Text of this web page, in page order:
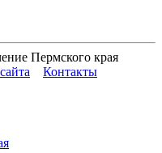
Пермского края
Контакты